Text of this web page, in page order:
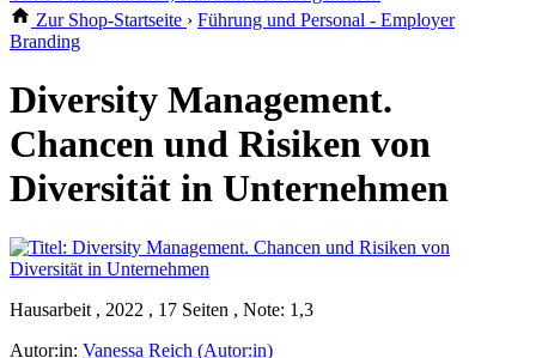
Zur Shop-Startseite › Führung und Personal - Employer
Branding
Diversity Management.
Chancen und Risiken von
Diversität in Unternehmen
Hausarbeit , 2022 , 17 Seiten , Note: 1,3
Autor:in: Vanessa Reich (Autor:in)